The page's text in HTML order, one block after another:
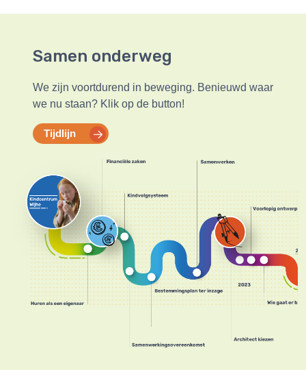
Samen onderweg
We zijn voortdurend in beweging. Benieuwd waar
we nu staan? Klik op de button!
Tijdlijn